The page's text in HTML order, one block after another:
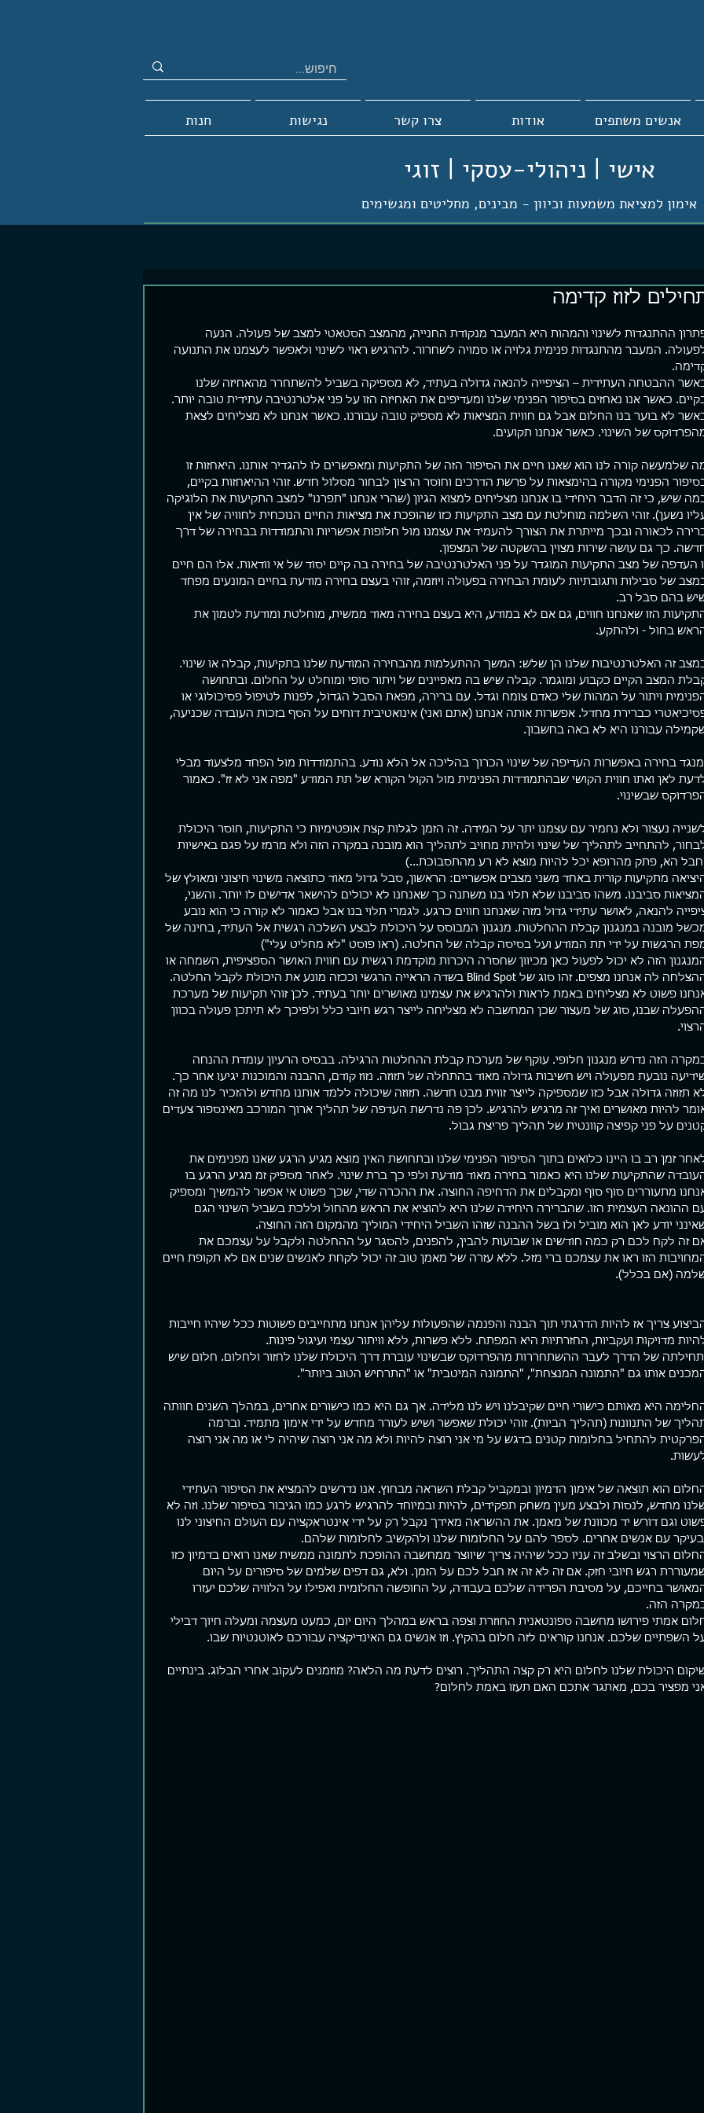
אנשים משתפים אודות צרו קשר נגישות חנות
אישי | ניהולי-עסקי | זוגי
אימון למציאת משמעות וכיוון - מבינים, מחליטים ומגשימים
לזוז קדימה
ההתנגדות לשינוי והמהות היא המעבר מנקודת החנייה, מהמצב הסטאטי למצב של פעולה. הנעה
המעבר מהתנגדות פנימית גלויה או סמויה לשחרור. להרגיש ראוי לשינוי ולאפשר לעצמנו את התנועה
ההבטחה העתידית – הציפייה להנאה גדולה בעתיד, לא מספיקה בשביל להשתחרר מהאחיזה שלנו
כאשר אנו נאחזים בסיפור הפנימי שלנו ומעדיפים את האחיזה הזו על פני אלטרנטיבה עתידית טובה יותר.
לא בוער בנו החלום אבל גם חווית המציאות לא מספיק טובה עבורנו. כאשר אנחנו לא מצליחים לצאת
של השינוי. כאשר אנחנו תקועים.
שלמעשה קורה לנו הוא שאנו חיים את הסיפור הזה של התקיעות ומאפשרים לו להגדיר אותנו. היאחזות זו
הפנימי מקורה בהימצאות על פרשת הדרכים וחוסר הרצון לבחור מסלול חדש. זוהי ההיאחזות בקיים,
שיש, כי זה הדבר היחידי בו אנחנו מצליחים למצוא הגיון (שהרי אנחנו "תפרנו" למצב התקיעות את הלוגיקה
נשען). זוהי השלמה מוחלטת עם מצב התקיעות כזו שהופכת את מציאות החיים הנוכחית לחוויה של אין
לכאורה ובכך מייתרת את הצורך להעמיד את עצמנו מול חלופות אפשריות והתמודדות בבחירה של דרך
כך גם עושה שירות מצוין בהשקטה של המצפון.
העדפה של מצב התקיעות המוגדר על פני האלטרנטיבה של בחירה בה קיים יסוד של אי וודאות. אלו הם חיים
של סבילות ותגובתיות לעומת הבחירה בפעולה ויוזמה, זוהי בעצם בחירה מודעת בחיים המונעים מפחד
בהם סבל רב.
הזו שאנחנו חווים, גם אם לא במודע, היא בעצם בחירה מאוד ממשית, מוחלטת ומודעת לטמון את
בחול - ולהתקע.
זה האלטרנטיבות שלנו הן שלש: המשך ההתעלמות מהבחירה המודעת שלנו בתקיעות, קבלה או שינוי.
המצב הקיים כקבוע ומוגמר. קבלה שיש בה מאפיינים של ויתור סופי ומוחלט על החלום. ובתחושה
ויתור על המהות שלי כאדם צומח וגדל. עם ברירה, מפאת הסבל הגדול, לפנות לטיפול פסיכולוגי או
כברירת מחדל. אפשרות אותה אנחנו (אתם ואני) אינואטיבית דוחים על הסף בזכות העובדה שכניעה,
עבורנו היא לא באה בחשבון.
בחירה באפשרות העדיפה של שינוי הכרוך בהליכה אל הלא נודע. בהתמודדות מול הפחד מלצעוד מבלי
לאן ואתו חווית הקושי שבהתמודדות הפנימית מול הקול הקורא של תת המודע "מפה אני לא זז". כאמור
שבשינוי.
נעצור ולא נחמיר עם עצמנו יתר על המידה. זה הזמן לגלות קצת אופטימיות כי התקיעות, חוסר היכולת
להתחייב לתהליך של שינוי ולהיות מחויב לתהליך הוא מובנה במקרה הזה ולא מרמז על פגם באישיות
הא, פתק מהרופא יכל להיות מוצא לא רע מהתסבוכת...)
מתקיעות קורית באחד משני מצבים אפשריים: הראשון, סבל גדול מאוד כתוצאה משינוי חיצוני ומאולץ של
סביבנו. משהו סביבנו שלא תלוי בנו משתנה כך שאנחנו לא יכולים להישאר אדישים לו יותר. והשני,
להנאה, לאושר עתידי גדול מזה שאנחנו חווים כרגע. לגמרי תלוי בנו אבל כאמור לא קורה כי הוא נובע
מובנה במנגנון קבלת ההחלטות. מנגנון המבוסס על היכולת לבצע השלכה רגשית אל העתיד, בחינה של
הרגשות על ידי תת המודע ועל בסיסה קבלה של החלטה. (ראו פוסט "לא מחליט עלי")
הזה לא יכול לפעול כאן מכיוון שחסרה היכרות מוקדמת רגשית עם חווית האושר הספציפית, השמחה או
ההצלחה לה אנחנו מצפים. זהו סוג של Blind Spot בשדה הראייה הרגשי וככזה מונע את היכולת לקבל החלטה.
פשוט לא מצליחים באמת לראות ולהרגיש את עצמינו מאושרים יותר בעתיד. לכן זוהי תקיעות של מערכת
שבנו, סוג של מעצור שכן המחשבה לא מצליחה לייצר רגש חיובי כלל ולפיכך לא תיתכן פעולה בכוון
הזה נדרש מנגנון חלופי. עוקף של מערכת קבלת ההחלטות הרגילה. בבסיס הרעיון עומדת ההנחה
נובעת מפעולה ויש חשיבות גדולה מאוד בהתחלה של תזוזה. נזוז קודם, ההבנה והמוכנות יגיעו אחר כך.
תזוזה גדולה אבל כזו שמספיקה לייצר זווית מבט חדשה. תזוזה שיכולה ללמד אותנו מחדש ולהזכיר לנו מה זה
להיות מאושרים ואיך זה מרגיש להרגיש. לכן פה נדרשת העדפה של תהליך ארוך המורכב מאינספור צעדים
על פני קפיצה קוונטית של תהליך פריצת גבול.
זמן רב בו היינו כלואים בתוך הסיפור הפנימי שלנו ובתחושת האין מוצא מגיע הרגע שאנו מפנימים את
שהתקיעות שלנו היא כאמור בחירה מאוד מודעת ולפי כך ברת שינוי. לאחר מספיק זמ מגיע הרגע בו
מתעוררים סוף סוף ומקבלים את הדחיפה החוצה. את ההכרה שדי, שכך פשוט אי אפשר להמשיך ומספיק
ההונאה העצמית הזו. שהברירה היחידה שלנו היא להוציא את הראש מהחול וללכת בשביל השינוי הגם
יודע לאן הוא מוביל ולו בשל ההבנה שזהו השביל היחידי המוליך מהמקום הזה החוצה.
זה לקח לכם רק כמה חודשים או שבועות להבין, להפנים, להסגר על ההחלטה ולקבל על עצמכם את
הזו ראו את עצמכם ברי מזל. ללא עזרה של מאמן טוב זה יכול לקחת לאנשים שנים אם לא תקופת חיים
(אם בכלל).
צריך אז להיות הדרגתי תוך הבנה והפנמה שהפעולות עליהן אנחנו מתחייבים פשוטות ככל שיהיו חייבות
מדויקות ועקביות, החזרתיות היא המפתח. ללא פשרות, ללא וויתור עצמי ועיגול פינות.
של הדרך לעבר ההשתחררות מהפרדוקס שבשינוי עוברת דרך היכולת שלנו לחזור ולחלום. חלום שיש
אותו גם "התמונה המנצחת", "התמונה המיטבית" או "התרחיש הטוב ביותר".
היא מאותם כישורי חיים שקיבלנו ויש לנו מלידה. אך גם היא כמו כישורים אחרים, במהלך השנים חוותה
של התנוונות (תהליך הביות). זוהי יכולת שאפשר ושיש לעורר מחדש על ידי אימון מתמיד. וברמה
להתחיל בחלומות קטנים בדגש על מי אני רוצה להיות ולא מה אני רוצה שיהיה לי או מה אני רוצה
הוא תוצאה של אימון הדמיון ובמקביל קבלת השראה מבחוץ. אנו נדרשים להמציא את הסיפור העתידי
מחדש, לנסות ולבצע מעין משחק תפקידים, להיות ובמיוחד להרגיש לרגע כמו הגיבור בסיפור שלנו. וזה לא
וגם דורש יד מכוונת של מאמן. את ההשראה מאידך נקבל רק על ידי אינטראקציה עם העולם החיצוני לנו
עם אנשים אחרים. לספר להם על החלומות שלנו ולהקשיב לחלומות שלהם.
הרצוי ובשלב זה עניו ככל שיהיה צריך שיווצר ממחשבה ההופכת לתמונה ממשית שאנו רואים בדמיון כזו
רגש חיובי חזק. אם זה לא זה אז חבל לכם על הזמן. ולא, גם דפים שלמים של סיפורים על היום
בחייכם, על מסיבת הפרידה שלכם בעבודה, על החופשה החלומית ואפילו על הלוויה שלכם יעזרו
הזה.
אמתי פירושו מחשבה ספונטאנית החוזרת וצפה בראש במהלך היום יום, כמעט מעצמה ומעלה חיוך דבילי
השפתיים שלכם. אנחנו קוראים לזה חלום בהקיץ. וזו אנשים גם האינדיקציה עבורכם לאוטנטיות שבו.
היכולת שלנו לחלום היא רק קצה התהליך. רוצים לדעת מה הלאה? מוזמנים לעקוב אחרי הבלוג. בינתיים
מפציר בכם, מאתגר אתכם האם תעזו באמת לחלום?
מהמטריקס
המציאות סוגרת עלי. יש תחושה
לשמים, משאירים פס דק של
כחולים, מוארים מעל. מאבק עיקש
קוצפים, נרטב מנתזי מים, חותר
בנתיב אחד שרק הוא אפשרי.
שלהפסיק לחתור זה לא אופציה.
להשתחרר, קול חזק שרוצה
די....!!! לעצור את המרוץ המשוגע
להתפכח. להתעורר יום אחד,
לראות את המציאות כפי שהיא
ולשנות את מציאות חיי. מחזיק
ארגז כלים
פגשתי השבוע מתאמן שלי למפגש חיזוק
חשובים שלי באימון הוא שמעבר...
פוסטים קצרים
מהירה של עמוד הפייסבוק שלי...
פער ביצועים
לא תוך כמה ימים אז תוך שבועות...